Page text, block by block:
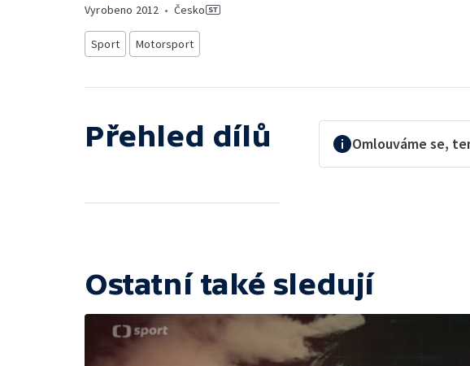
Vyrobeno 2012 • Česko
Sport Motorsport
Přehled dílů Omlouváme se,
Ostatní také sledují